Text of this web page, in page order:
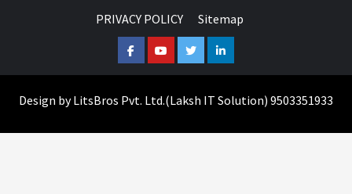
PRIVACY POLICY Sitemap
FacebookYoutubeTwitterLinkedin
Design byLitsBros Pvt. Ltd.(Laksh IT Solution) 9503351933